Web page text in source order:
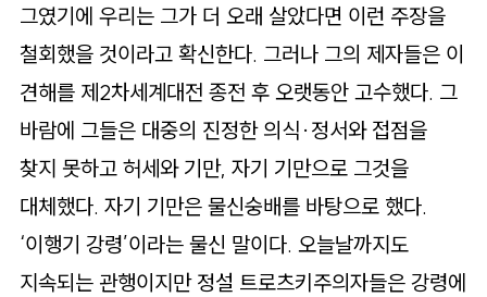
그였기에 우리는 그가 더 오래 살았다면 이런 주장을
철회했을 것이라고 확신한다. 그러나 그의 제자들은 이
견해를 제2차세계대전 종전 후 오랫동안 고수했다. 그
바람에 그들은 대중의 진정한 의식·정서와 접점을
찾지 못하고 허세와 기만, 자기 기만으로 그것을
대체했다. 자기 기만은 물신숭배를 바탕으로 했다.
‘이행기 강령’이라는 물신 말이다. 오늘날까지도
지속되는 관행이지만 정설 트로츠키주의자들은 강령에